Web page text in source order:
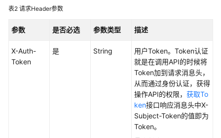
API
考
使
用
表2 请求Header参数
参数 是否必选 参数类型 描述
X-Auth-
Token
是 String
用户Token。Token认证
就是在调用API的时候将
Token加到请求消息头，
从而通过身份认证，获得
操作API的权限， 获取To
ken接口响应消息头中X-
Subject-Token的值即为
Token。